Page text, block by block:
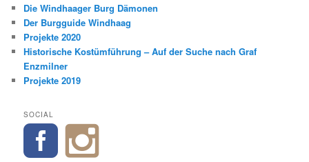
Die Windhaager Burg Dämonen
Der Burgguide Windhaag
Projekte 2020
Historische Kostümführung – Auf der Suche nach Graf
Enzmilner
Projekte 2019
SOCIAL